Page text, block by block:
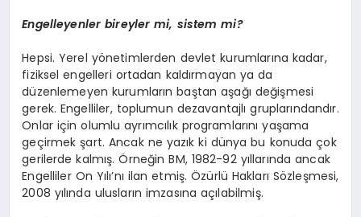
Engelleyenler bireyler mi, sistem mi?
Hepsi. Yerel yönetimlerden devlet kurumlarına kadar,
fiziksel engelleri ortadan kaldırmayan ya da
düzenlemeyen kurumların baştan aşağı değişmesi
gerek. Engelliler, toplumun dezavantajlı gruplarındandır.
Onlar için olumlu ayrımcılık programlarını yaşama
geçirmek şart. Ancak ne yazık ki dünya bu konuda çok
gerilerde kalmış. Örneğin BM, 1982-92 yıllarında ancak
Engelliler On Yılı’nı ilan etmiş. Özürlü Hakları Sözleşmesi,
2008 yılında ulusların imzasına açılabilmiş.